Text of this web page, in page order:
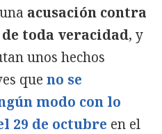
acusación contra
toda veracidad, y
unos hechos
que no se
modo con lo
29 de octubre en el